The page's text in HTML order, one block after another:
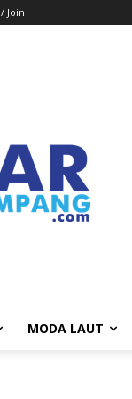
Join
MODA LAUT